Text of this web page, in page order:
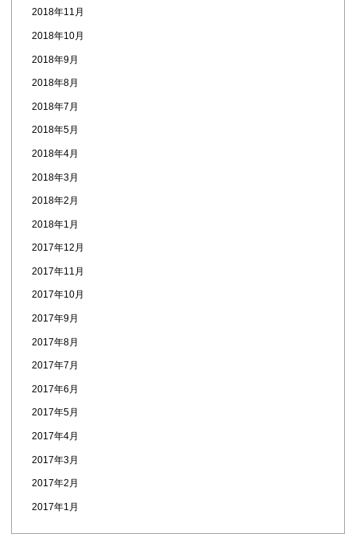
2018年11月
2018年10月
2018年9月
2018年8月
2018年7月
2018年5月
2018年4月
2018年3月
2018年2月
2018年1月
2017年12月
2017年11月
2017年10月
2017年9月
2017年8月
2017年7月
2017年6月
2017年5月
2017年4月
2017年3月
2017年2月
2017年1月